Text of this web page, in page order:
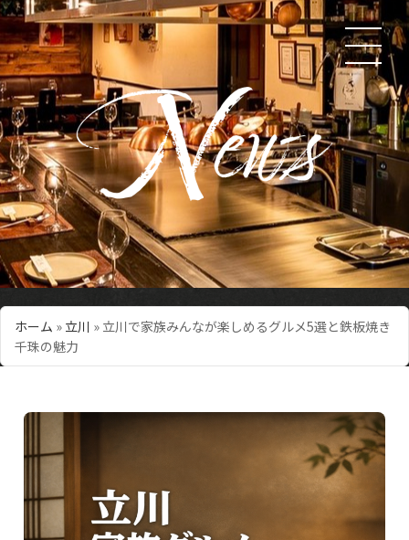
ホーム » 立川 » 立川で家族みんなが楽しめるグルメ5選と鉄板焼き
千珠の魅力